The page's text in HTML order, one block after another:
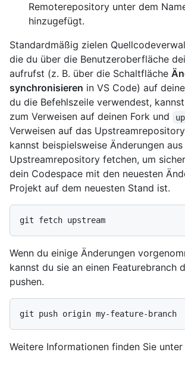
Remoterepository unter dem
hinzugefügt.
Standardmäßig zielen
die du über die Benutzeroberfläche
aufrufst (z. B. über die Schaltfläche
synchronisieren in VS Code) auf
du die Befehlszeile verwendest,
zum Verweisen auf deinen Fork und
Verweisen auf das
kannst beispielsweise Änderungen aus
Upstreamrepository fetchen, um
dein Codespace mit den neuesten
Projekt auf dem neuesten Stand ist.
Wenn du einige Änderungen
kannst du sie an einen Featurebranch
pushen.
Weitere Informationen finden Sie unter